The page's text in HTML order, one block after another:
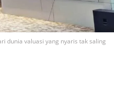
dunia valuasi yang nyaris tak saling